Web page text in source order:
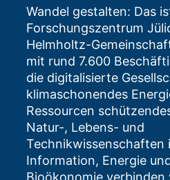
Wandel gestalten: Das
Forschungszentrum
Helmholtz-
mit rund 7.600
die digitalisierte
klimaschonendes
Ressourcen
Natur-, Lebens- und
Technikwissenschaften
Information, Energie
Bioökonomie